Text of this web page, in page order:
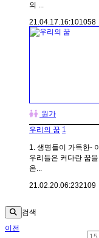
의 ...
21.04.17.16:101058
원가
우리의 꿈 1
1. 생명들이 가득한-
우리들은 커다란 꿈
온...
21.02.20. 06:232109
검색
이전